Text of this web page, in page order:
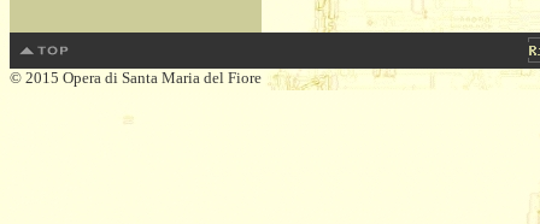
© 2015 Opera di Santa Maria del Fiore